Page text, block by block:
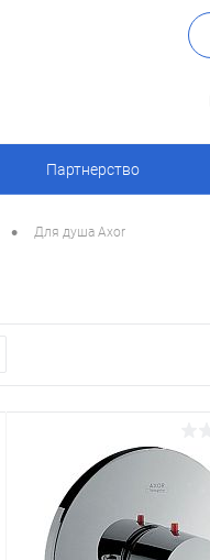
Партнерство
• Для душа Axor